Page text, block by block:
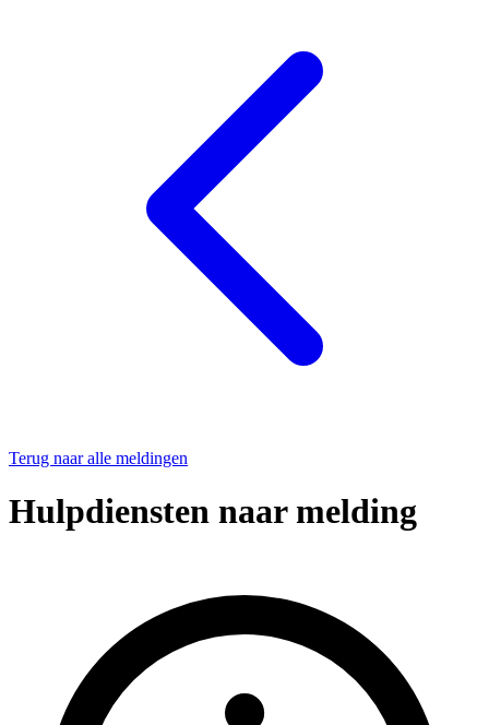
Terug naar alle meldingen
Hulpdiensten naar melding